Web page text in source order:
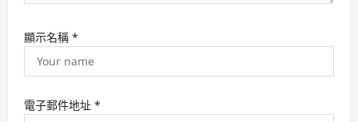
顯示名稱 *
電子郵件地址 *